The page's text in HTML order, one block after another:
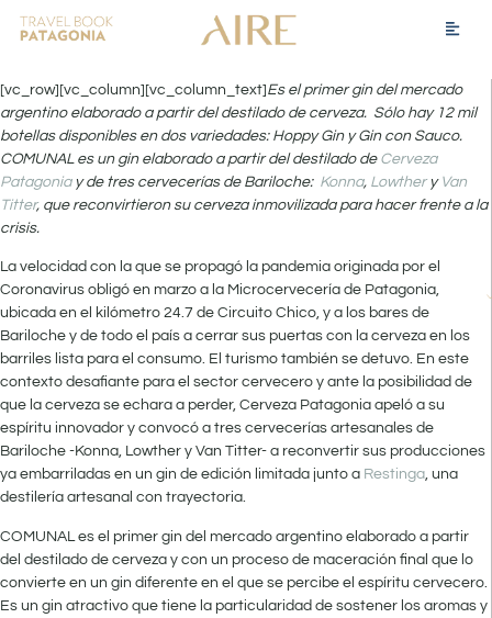
[vc_row][vc_column][vc_column_text] Es el primer gin del mercado
argentino elaborado a partir del destilado de cerveza. Sólo hay 12 mil
botellas disponibles en dos variedades: Hoppy Gin y Gin con Sauco.
COMUNAL es un gin elaborado a partir del destilado de Cerveza
Patagoniay de tres cervecerías de Bariloche: Konna, Lowthery Van
Titter, que reconvirtieron su cerveza inmovilizada para hacer frente a la
crisis.
La velocidad con la que se propagó la pandemia originada por el
Coronavirus obligó en marzo a la Microcervecería de Patagonia,
ubicada en el kilómetro 24.7 de Circuito Chico, y a los bares de
Bariloche y de todo el país a cerrar sus puertas con la cerveza en los
barriles lista para el consumo. El turismo también se detuvo. En este
contexto desafiante para el sector cervecero y ante la posibilidad de
que la cerveza se echara a perder, Cerveza Patagonia apeló a su
espíritu innovador y convocó a tres cervecerías artesanales de
Bariloche -Konna, Lowther y Van Titter- a reconvertir sus producciones
ya embarriladas en un gin de edición limitada junto a Restinga, una
destilería artesanal con trayectoria.
COMUNAL es el primer gin del mercado argentino elaborado a partir
del destilado de cerveza y con un proceso de maceración final que lo
convierte en un gin diferente en el que se percibe el espíritu cervecero.
Es un gin atractivo que tiene la particularidad de sostener los aromas y